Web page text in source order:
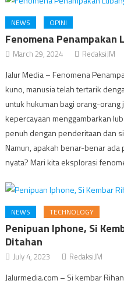
NEWS OPINI
Fenomena Penampakan
March 29, 2024 RedaksiJM
Jalur Media – Fenomena
kuno, manusia telah tertarik
untuk hukuman bagi orang-orang
kepercayaan menggambarkan
penuh dengan penderitaan dan
Namun, apakah benar-benar
nyata? Mari kita eksplorasi
NEWS TECHNOLOGY
Penipuan Iphone, Si
Ditahan
July 4, 2023 RedaksiJM
Jalurmedia.com – Si kembar